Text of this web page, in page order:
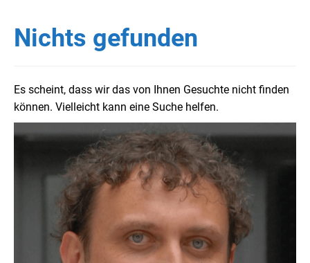
Nichts gefunden
Es scheint, dass wir das von Ihnen Gesuchte nicht finden
können. Vielleicht kann eine Suche helfen.